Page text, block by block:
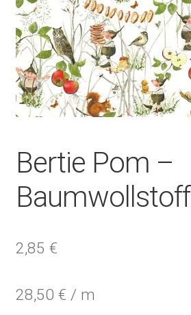
Bertie Pom –
Baumwollstoff
2,85 €
28,50 € / m